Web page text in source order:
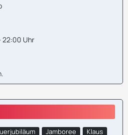
22:00 Uhr
.
Jamboree Klaus